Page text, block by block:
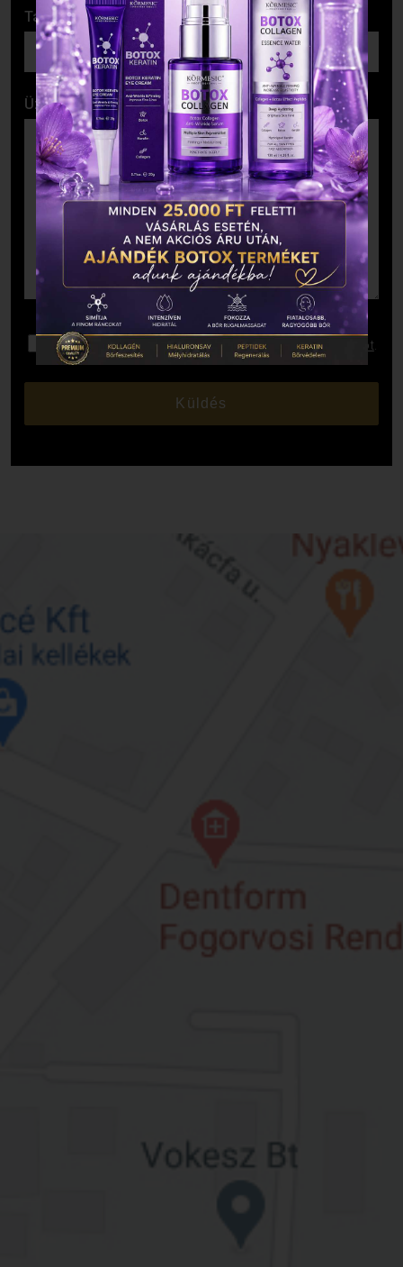
Tárgy
Üzenet
Elolvastam és elfogadom az Adatkezelési Tájékoztatót